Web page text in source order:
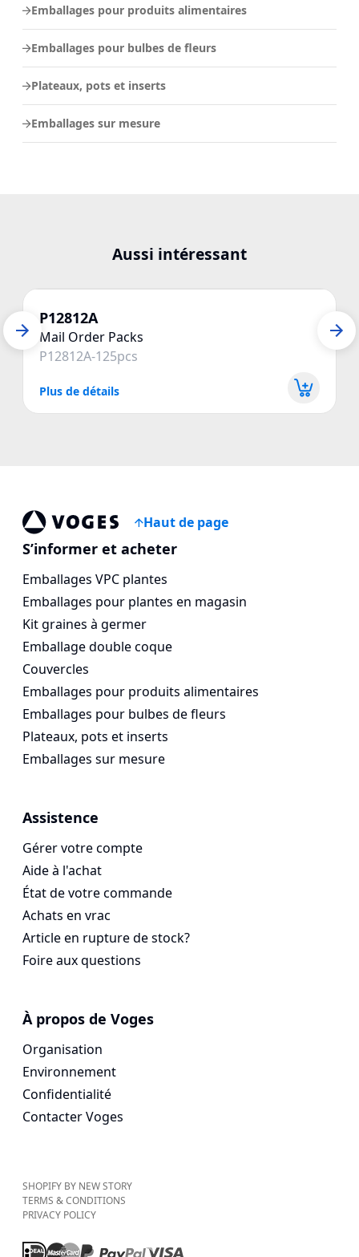
Emballages pour produits alimentaires
Emballages pour bulbes de fleurs
Plateaux, pots et inserts
Emballages sur mesure
Aussi intéressant
P12812A
Mail Order Packs
P12812A-125pcs
Plus de détails
Voges Online Store
Haut de page
S’informer et acheter
Emballages VPC plantes
Emballages pour plantes en magasin
Kit graines à germer
Emballage double coque
Couvercles
Emballages pour produits alimentaires
Emballages pour bulbes de fleurs
Plateaux, pots et inserts
Emballages sur mesure
Assistence
Gérer votre compte
Aide à l'achat
État de votre commande
Achats en vrac
Article en rupture de stock?
Foire aux questions
À propos de Voges
Organisation
Environnement
Confidentialité
Contacter Voges
SHOPIFY BY NEW STORY
TERMS & CONDITIONS
PRIVACY POLICY